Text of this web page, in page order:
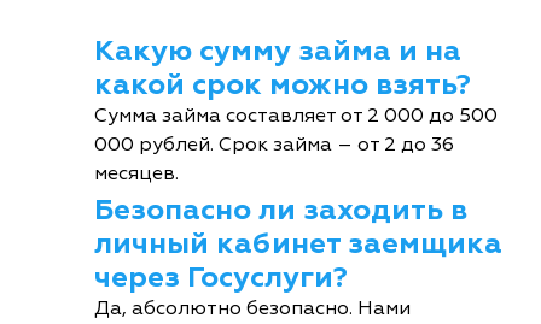
Какую сумму займа и на
какой срок можно взять?
Сумма займа составляет от 2 000 до 500
000 рублей. Срок займа – от 2 до 36
месяцев.
Безопасно ли заходить в
личный кабинет заемщика
через Госуслуги?
Да, абсолютно безопасно. Нами